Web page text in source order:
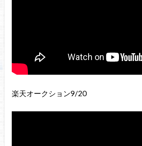
楽天オークション9/20